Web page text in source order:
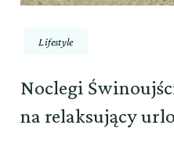
Lifestyle
Noclegi
na relaksujący